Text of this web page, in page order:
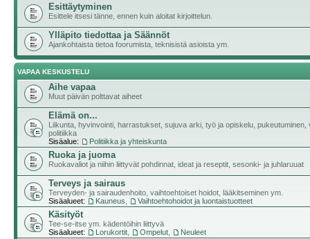
Esittäytyminen
Esittele itsesi tänne, ennen kuin aloitat kirjoittelun.
Ylläpito tiedottaa ja Säännöt
Ajankohtaista tietoa foorumista, teknisistä asioista ym.
VAPAA KESKUSTELU
Aihe vapaa
Muut päivän polttavat aiheet
Elämä on...
Liikunta, hyvinvointi, harrastukset, sujuva arki, työ ja opiskelu, pukeutuminen,
politiikka
Sisäalue:
Politiikka ja yhteiskunta
Ruoka ja juoma
Ruokavaliot ja niihin liittyvät pohdinnat, ideat ja reseptit, sesonki- ja juhlaruuat
Terveys ja sairaus
Terveyden- ja sairaudenhoito, vaihtoehtoiset hoidot, lääkitseminen ym.
Sisäalueet:
Kauneus Vaihtoehtohoidot ja luontaistuotteet
Käsityöt
Tee-se-itse ym. kädentöihin liittyvä
Sisäalueet:
Lorukortit Ompelut Neuleet